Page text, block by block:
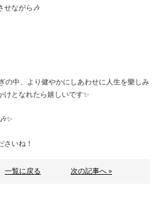
せながら🎶
の中、より健やかにしあわせに人生を樂しみ
となれたら嬉しいです✨
さいね！
一覧に戻る 次の記事へ »